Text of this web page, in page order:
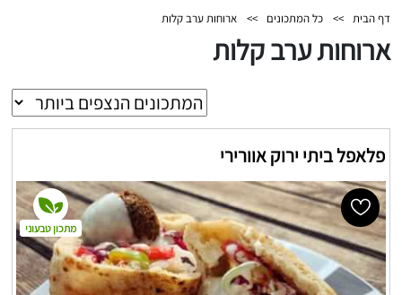
דף הבית >> כל המתכונים >> ארוחות ערב קלות
ארוחות ערב קלות
פלאפל ביתי ירוק אוורירי
מתכון טבעוני